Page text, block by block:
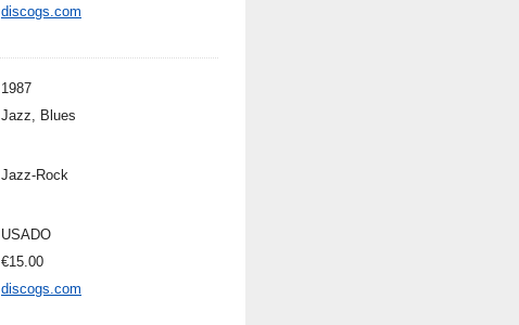
discogs.com
1987
Jazz, Blues
Jazz-Rock
USADO
€15.00
discogs.com